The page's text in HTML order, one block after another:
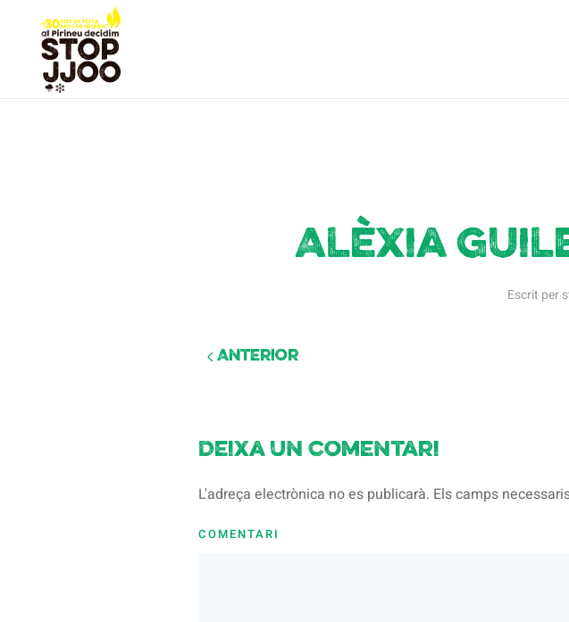
Alèxia
Escrit per
Anterior
Deixa un comentari
L'adreça electrònica no es publicarà. Els camps
COMENTARI